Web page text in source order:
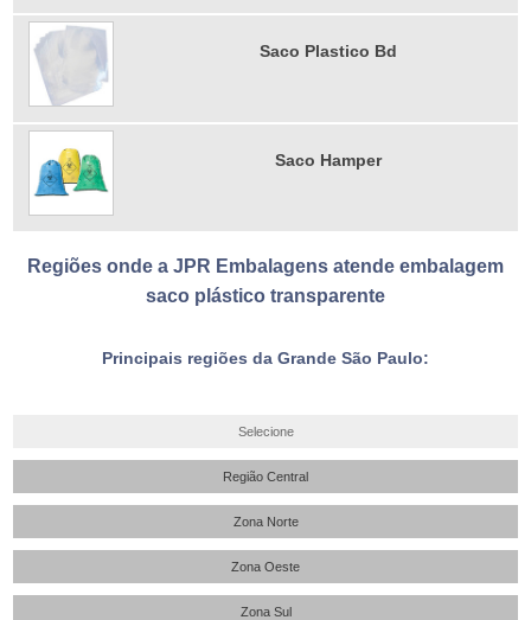
Saco Plastico Bd
Saco Hamper
Regiões onde a JPR Embalagens atende embalagem
saco plástico transparente
Principais regiões da Grande São Paulo:
Selecione
Região Central
Zona Norte
Zona Oeste
Zona Sul